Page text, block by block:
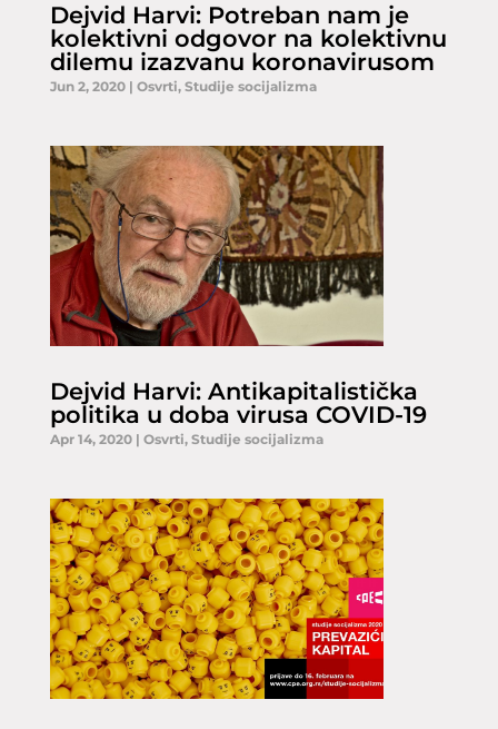
Dejvid Harvi: Potreban nam je
kolektivni odgovor na kolektivnu
dilemu izazvanu koronavirusom
Jun 2, 2020| Osvrti, Studije socijalizma
Dejvid Harvi: Antikapitalistička
politika u doba virusa COVID-19
Apr 14, 2020| Osvrti, Studije socijalizma